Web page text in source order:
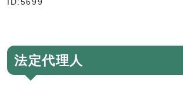
ID:5699
法定代理人